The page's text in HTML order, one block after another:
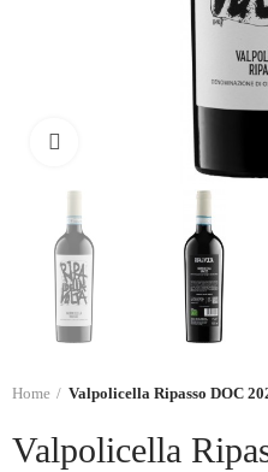
Home Valpolicella Ripasso DOC
Valpolicella